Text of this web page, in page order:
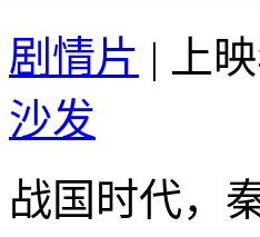
剧情片 | 上
沙发
战国时代，